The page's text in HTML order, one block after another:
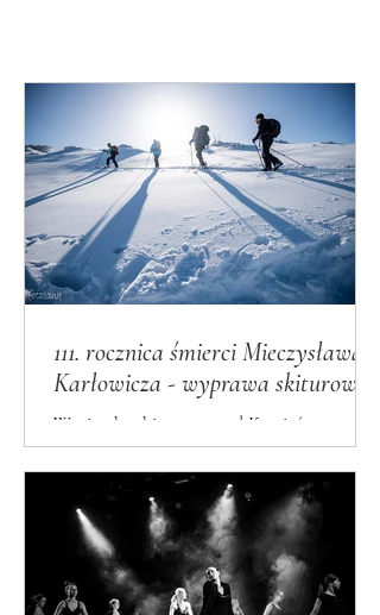
111. rocznica śmierci Mieczysława
Karłowicza - wyprawa skiturowa
Wycieczka skiturowa pod Kamień
Karłowicza · Tatry 2020 Fotoreportaż z
wydarzenia